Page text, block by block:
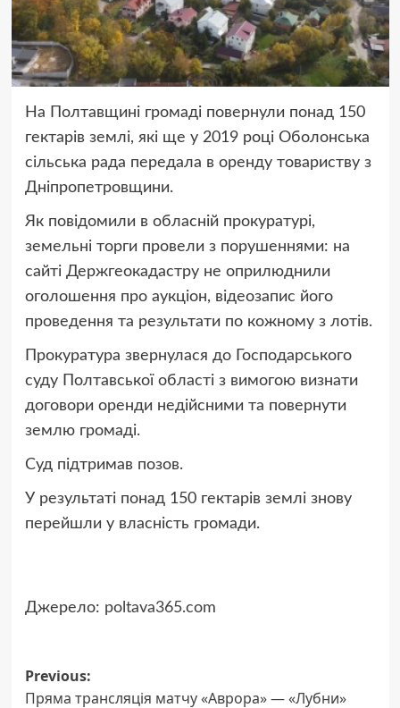
На Полтавщині громаді повернули понад 150
гектарів землі, які ще у 2019 році Оболонська
сільська рада передала в оренду товариству з
Дніпропетровщини.
Як повідомили в обласній прокуратурі,
земельні торги провели з порушеннями: на
сайті Держгеокадастру не оприлюднили
оголошення про аукціон, відеозапис його
проведення та результати по кожному з лотів.
Прокуратура звернулася до Господарського
суду Полтавської області з вимогою визнати
договори оренди недійсними та повернути
землю громаді.
Суд підтримав позов.
У результаті понад 150 гектарів землі знову
перейшли у власність громади.
Джерело: poltava365.com
Post
Previous:
Пряма трансляція матчу «Аврора» — «Лубни»